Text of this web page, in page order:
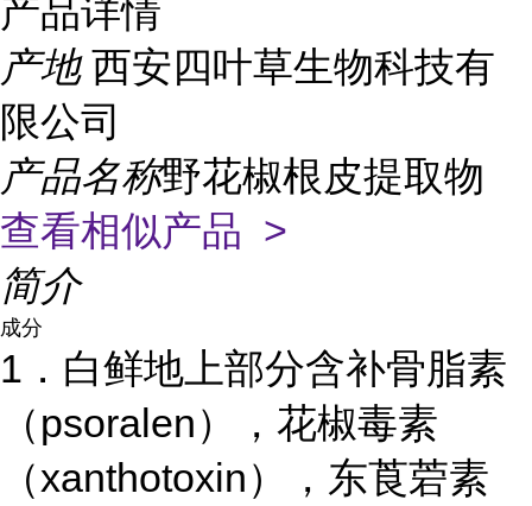
产品详情
产地 西安四叶草生物科技有
限公司
产品名称野花椒根皮提取物
查看相似产品 >
简介
成分
1．白鲜地上部分含补骨脂素
（psoralen），花椒毒素
（xanthotoxin），东莨菪素